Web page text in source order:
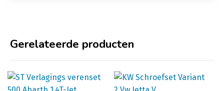
Gerelateerde producten